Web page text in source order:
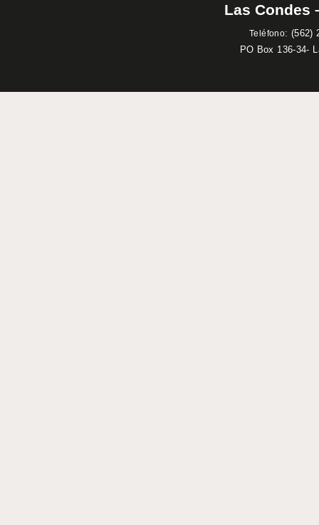
Las Condes
Teléfono: (562)
PO Box 136-34-